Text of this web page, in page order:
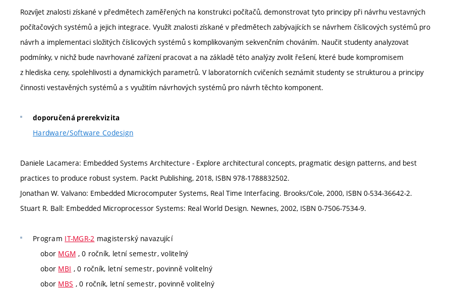
Rozvíjet znalosti získané v předmětech zaměřených na konstrukci počítačů, demonstrovat tyto principy při návrhu vestavných
počítačových systémů a jejich integrace. Využít znalosti získané v předmětech zabývajících se návrhem číslicových systémů pro
návrh a implementaci složitých číslicových systémů s komplikovaným sekvenčním chováním. Naučit studenty analyzovat
podmínky, v nichž bude navrhované zařízení pracovat a na základě této analýzy zvolit řešení, které bude kompromisem
z hlediska ceny, spolehlivosti a dynamických parametrů. V laboratorních cvičeních seznámit studenty se strukturou a principy
činnosti vestavěných systémů a s využitím návrhových systémů pro návrh těchto komponent.
doporučená prerekvizita
Hardware/Software Codesign
Daniele Lacamera: Embedded Systems Architecture - Explore architectural concepts, pragmatic design patterns, and best
practices to produce robust system. Packt Publishing, 2018, ISBN 978-1788832502.
Jonathan W. Valvano: Embedded Microcomputer Systems, Real Time Interfacing. Brooks/Cole, 2000, ISBN 0-534-36642-2.
Stuart R. Ball: Embedded Microprocessor Systems: Real World Design. Newnes, 2002, ISBN 0-7506-7534-9.
Program IT-MGR-2 magisterský navazující
obor MGM , 0 ročník, letní semestr, volitelný
obor MBI , 0 ročník, letní semestr, povinně volitelný
obor MBS , 0 ročník, letní semestr, povinně volitelný